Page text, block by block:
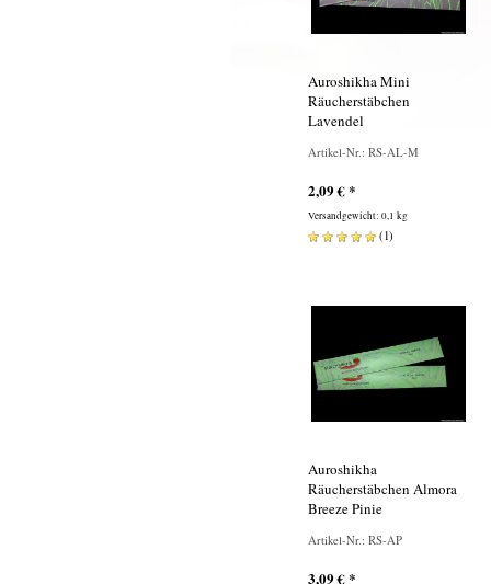
Auroshikha Mini
Räucherstäbchen
Lavendel
Artikel-Nr.: RS-AL-M
2,09€*
Versandgewicht: 0,1 kg
(1)
Auroshikha
Räucherstäbchen Almora
Breeze Pinie
Artikel-Nr.: RS-AP
3,09€*